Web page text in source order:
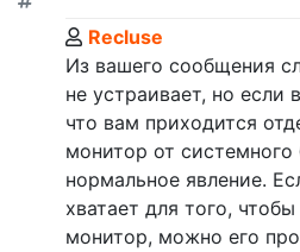
Recluse
Из вашего сообщения
не устраивает, но если
что вам приходится
монитор от системного
нормальное явление.
хватает для того,
монитор, можно его